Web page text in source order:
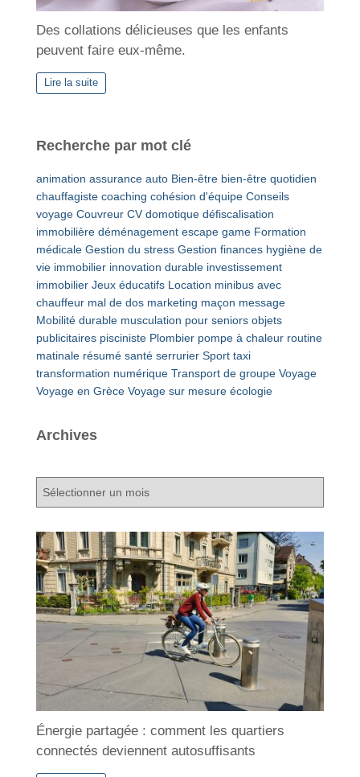
Des collations délicieuses que les enfants
peuvent faire eux-même.
Lire la suite
Recherche par mot clé
animation assurance auto Bien-être bien-être quotidien
chauffagiste coaching cohésion d'équipe Conseils
voyage Couvreur CV domotique défiscalisation
immobilière déménagement escape game Formation
médicale Gestion du stress Gestion finances hygiène de
vie immobilier innovation durable investissement
immobilier Jeux éducatifs Location minibus avec
chauffeur mal de dos marketing maçon message
Mobilité durable musculation pour seniors objets
publicitaires pisciniste Plombier pompe à chaleur routine
matinale résumé santé serrurier Sport taxi
transformation numérique Transport de groupe Voyage
Voyage en Grèce Voyage sur mesure écologie
Archives
A
c
i
v
e
s
Énergie partagée : comment les quartiers
connectés deviennent autosuffisants